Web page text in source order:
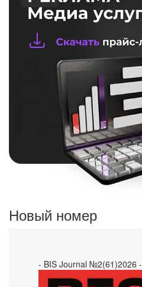
Новый номер
- BIS Journal №2(61)2026 -